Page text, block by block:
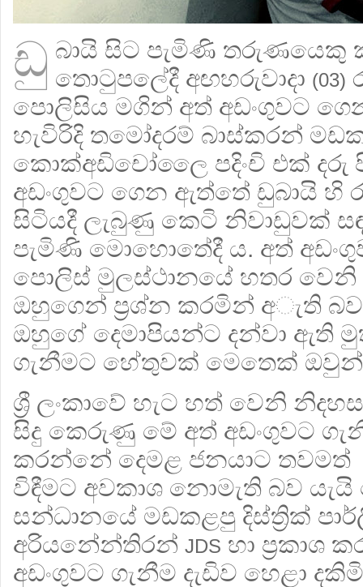
ඩු බායි සිට පැමිණි තරුණයෙකු
තොටුපලේදී අඟහරුවාදා (03)
පොලිසිය මගින් අත් අඩංගුවට
හැවිරිදි තමෝදරම් බාස්කරන්
කොක්අඩිචෝලෛ පදිංචි එක් දරු
අඩංගුවට ගෙන ඇත්තේ ඩුබායි හි
සිටියදී ලැබුණු කෙටි නිවාඩුවක්
පැමිණි මොහොතේදී ය. අත්
පොලිස් මුලස්ථානයේ හතර වෙනි
ඔහුගෙන් ප්‍රශ්න කරමින් අැති
ඔහුගේ දෙමාපියන්ට දන්වා ඇති
ගැනීමට හේතුවක් මෙතෙක්
ශ්‍රී ලංකාවේ හැට හත් වෙනි
සිදු කෙරුණු මේ අත් අඩංගුවට
කරන්නේ දෙමළ ජනයාට තවමත්
විඳීමට අවකාශ නොමැති බව යැයි
සන්ධානයේ මඩකළපු දිස්ත්‍රික්
අරියනේන්තිරන් JDS හා ප්‍රකාශ
අඩංගුවට ගැනීම දැඩිව හෙළා